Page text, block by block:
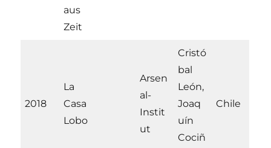
aus
Zeit
2018
La
Casa
Lobo
Arsen
al-
Instit
ut
Cristó
bal
León,
Joaq
uín
Cociñ
Chile